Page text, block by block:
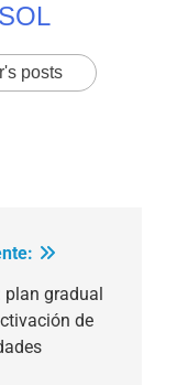
posts
plan gradual
de